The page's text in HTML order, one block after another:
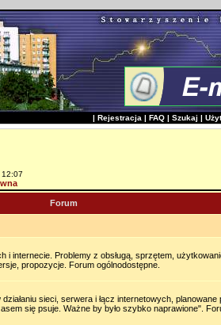
| Rejestracja | FAQ | Szukaj |
Forum
i internecie. Problemy z obsługą, sprzętem,
propozycje. Forum ogólnodostępne.
sieci, serwera i łącz internetowych, planowane
się psuje. Ważne by było szybko naprawione".